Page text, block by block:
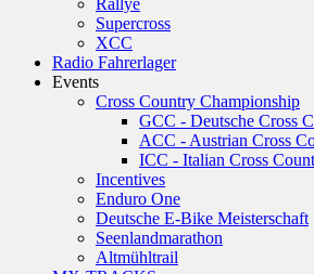
Rallye
Supercross
XCC
Radio Fahrerlager
Events
Cross Country Championship
GCC - Deutsche Cross
ACC - Austrian Cross
ICC - Italian Cross
Incentives
Enduro One
Deutsche E-Bike Meisterschaft
Seenlandmarathon
Altmühltrail